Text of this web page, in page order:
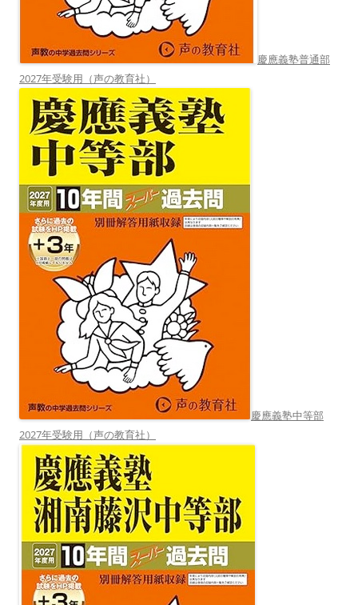
慶應義塾普通部
2027年受験用（声の教育社）
慶應義塾中等部
2027年受験用（声の教育社）